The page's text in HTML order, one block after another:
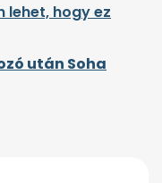
lehet, hogy ez
után Soha